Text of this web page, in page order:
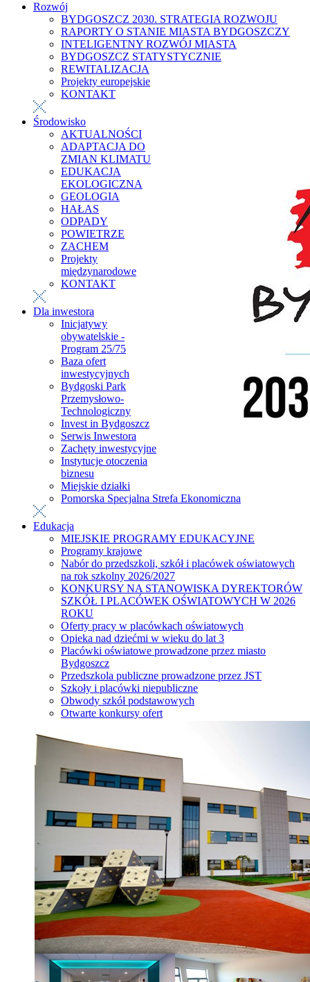
Rozwój
BYDGOSZCZ 2030. STRATEGIA ROZWOJU
RAPORTY O STANIE MIASTA BYDGOSZCZY
INTELIGENTNY ROZWÓJ MIASTA
BYDGOSZCZ STATYSTYCZNIE
REWITALIZACJA
Projekty europejskie
KONTAKT
Środowisko
AKTUALNOŚCI
ADAPTACJA DO
ZMIAN KLIMATU
EDUKACJA
EKOLOGICZNA
GEOLOGIA
HAŁAS
ODPADY
POWIETRZE
ZACHEM
Projekty
międzynarodowe
KONTAKT
Dla inwestora
Inicjatywy
obywatelskie -
Program 25/75
Baza ofert
inwestycyjnych
Bydgoski Park
Przemysłowo-
Technologiczny
Invest in Bydgoszcz
Serwis Inwestora
Zachęty inwestycyjne
Instytucje otoczenia
biznesu
Miejskie działki
Pomorska Specjalna Strefa Ekonomiczna
Edukacja
MIEJSKIE PROGRAMY EDUKACYJNE
Programy krajowe
Nabór do przedszkoli, szkół i placówek oświatowych
na rok szkolny 2026/2027
KONKURSY NA STANOWISKA DYREKTORÓW
SZKÓŁ I PLACÓWEK OŚWIATOWYCH W 2026
ROKU
Oferty pracy w placówkach oświatowych
Opieka nad dziećmi w wieku do lat 3
Placówki oświatowe prowadzone przez miasto
Bydgoszcz
Przedszkola publiczne prowadzone przez JST
Szkoły i placówki niepubliczne
Obwody szkół podstawowych
Otwarte konkursy ofert